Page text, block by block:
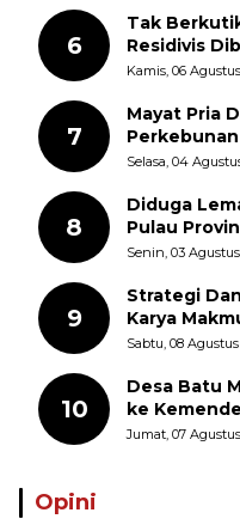
6
Tak
Residivis
Curanmor
Kamis, 06
7
Mayat Pria
Polisi
Selasa, 04
8
Diduga
Pulau
Pungli
Senin, 03
9
Strategi
Karya
Sabtu, 08 Agustus
10
Desa Batu
ke
GMAS
Jumat, 07
Opini